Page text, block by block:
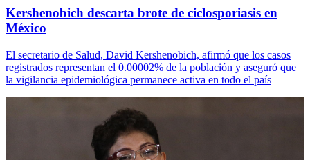
Kershenobich descarta brote de ciclosporiasis en
México
El secretario de Salud, David Kershenobich, afirmó que los casos
registrados representan el 0.00002% de la población y aseguró que
la vigilancia epidemiológica permanece activa en todo el país